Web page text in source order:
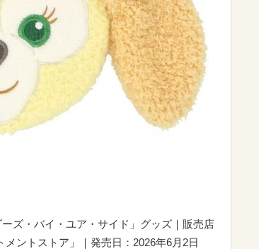
ズ・バイ・ユア・サイド」グッズ｜販売店
ントストア」｜発売日：2026年6月2日